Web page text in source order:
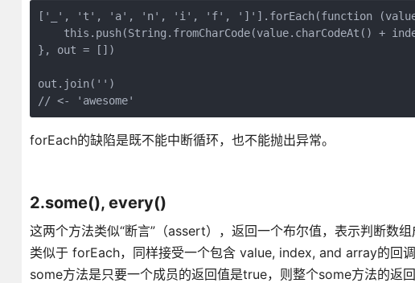
['_', 't', 'a', 'n', 'i', 'f', ']'].forEach(function (value,
this.push(String.fromCharCode(value.charCodeAt() +
}, out = [])
out.join('')
forEach的缺陷是既不能中断循环，也不能抛出异常。
2.some(), every()
这两个方法类似“断言”（assert），返回一个布尔值，表示判断数组
类似于 forEach，同样接受一个包含 value, index, and array的回
some方法是只要一个成员的返回值是true，则整个some方法的返